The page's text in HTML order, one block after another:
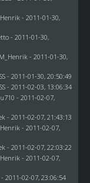
- 2011-01-30,
- 2011-01-30,
- 2011-01-30,
- 2011-01-30, 20:50:49
- 2011-02-03, 13:06:34
- 2011-02-07,
- 2011-02-07, 21:43:13
- 2011-02-07,
- 2011-02-07, 22:03:22
- 2011-02-07,
2011-02-07, 23:06:54